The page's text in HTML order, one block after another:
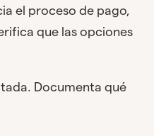
el proceso de pago,
que las opciones
Documenta qué